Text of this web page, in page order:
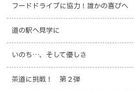
フードドライブに協力！誰かの喜びへ
道の駅へ見学に
いのち…、そして優しさ
茶道に挑戦！ 第２弾